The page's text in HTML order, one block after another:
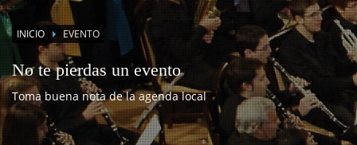
INICIO EVENTO
No te pierdas un evento
Toma buena nota de la agenda local